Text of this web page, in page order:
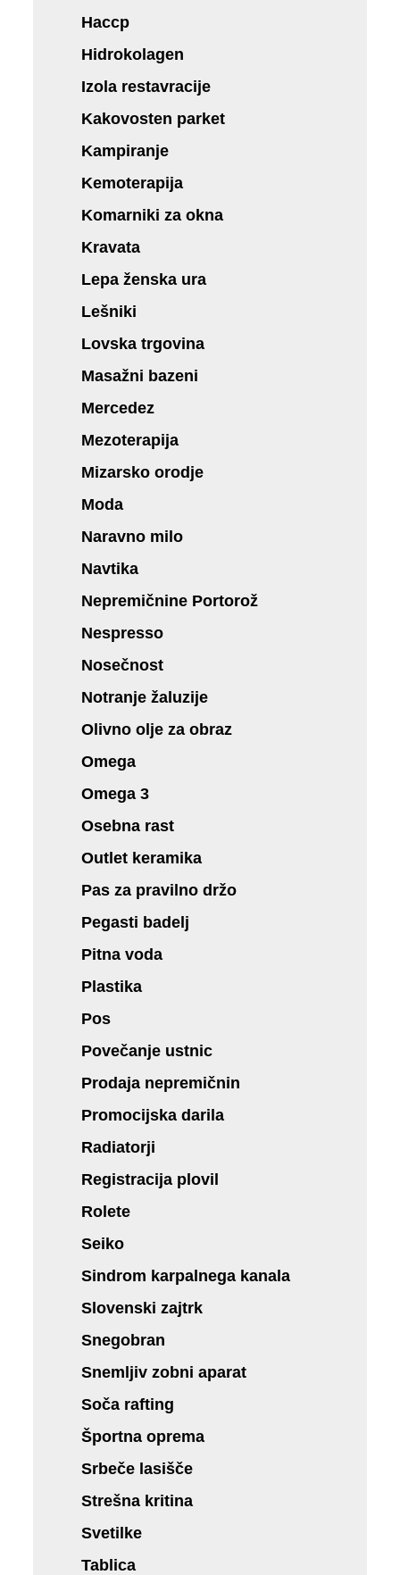
Haccp
Hidrokolagen
Izola restavracije
Kakovosten parket
Kampiranje
Kemoterapija
Komarniki za okna
Kravata
Lepa ženska ura
Lešniki
Lovska trgovina
Masažni bazeni
Mercedez
Mezoterapija
Mizarsko orodje
Moda
Naravno milo
Navtika
Nepremičnine Portorož
Nespresso
Nosečnost
Notranje žaluzije
Olivno olje za obraz
Omega
Omega 3
Osebna rast
Outlet keramika
Pas za pravilno držo
Pegasti badelj
Pitna voda
Plastika
Pos
Povečanje ustnic
Prodaja nepremičnin
Promocijska darila
Radiatorji
Registracija plovil
Rolete
Seiko
Sindrom karpalnega kanala
Slovenski zajtrk
Snegobran
Snemljiv zobni aparat
Soča rafting
Športna oprema
Srbeče lasišče
Strešna kritina
Svetilke
Tablica